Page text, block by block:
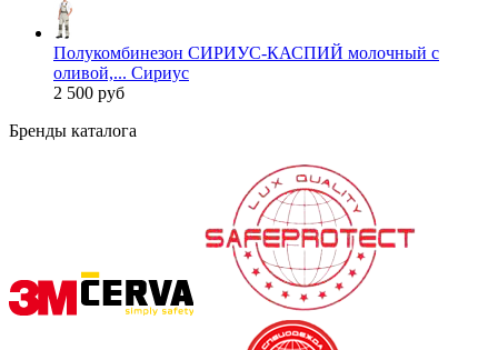
Полукомбинезон СИРИУС-КАСПИЙ молочный с
оливой,... Сириус
2 500 руб
Бренды каталога